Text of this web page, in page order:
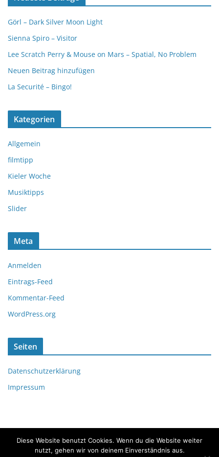
Görl – Dark Silver Moon Light
Sienna Spiro – Visitor
Lee Scratch Perry & Mouse on Mars – Spatial, No Problem
Neuen Beitrag hinzufügen
La Securité – Bingo!
Kategorien
Allgemein
filmtipp
Kieler Woche
Musiktipps
Slider
Meta
Anmelden
Eintrags-Feed
Kommentar-Feed
WordPress.org
Seiten
Datenschutzerklärung
Impressum
Diese Website benutzt Cookies. Wenn du die Website weiter
nutzt, gehen wir von deinem Einverständnis aus.